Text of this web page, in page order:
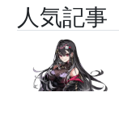
人気記事